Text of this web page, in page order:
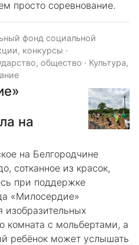
просто соревнование.
фонд социальной
конкурсы ·
общество · Культура,
на
на Белгородчине
сотканное из красок,
при поддержке
«Милосердие»
изобразительных
комната с мольбертами, а
ребёнок может услышать